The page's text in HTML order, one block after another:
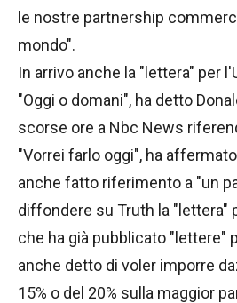
le nostre partnership
mondo".
In arrivo anche la "lettera" per
"Oggi o domani", ha detto
scorse ore a Nbc News
"Vorrei farlo oggi", ha
anche fatto riferimento a "un
diffondere su Truth la "lettera"
che ha già pubblicato "lettere"
anche detto di voler imporre
15% o del 20% sulla maggior